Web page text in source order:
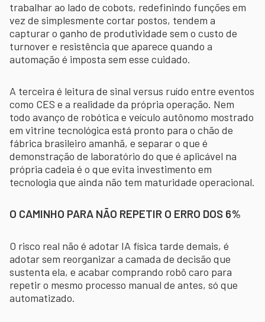
trabalhar ao lado de cobots, redefinindo funções em
vez de simplesmente cortar postos, tendem a
capturar o ganho de produtividade sem o custo de
turnover e resistência que aparece quando a
automação é imposta sem esse cuidado.
A terceira é leitura de sinal versus ruído entre eventos
como CES e a realidade da própria operação. Nem
todo avanço de robótica e veículo autônomo mostrado
em vitrine tecnológica está pronto para o chão de
fábrica brasileiro amanhã, e separar o que é
demonstração de laboratório do que é aplicável na
própria cadeia é o que evita investimento em
tecnologia que ainda não tem maturidade operacional.
O CAMINHO PARA NÃO REPETIR O ERRO DOS 6%
O risco real não é adotar IA física tarde demais, é
adotar sem reorganizar a camada de decisão que
sustenta ela, e acabar comprando robô caro para
repetir o mesmo processo manual de antes, só que
automatizado.